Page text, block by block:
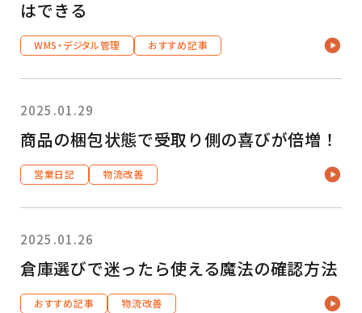
はできる
WMS・デジタル管理 おすすめ記事
2025.01.29
商品の梱包状態で受取り側の喜びが倍増！
営業日記 物流改善
2025.01.26
倉庫選びで迷ったら使える魔法の確認方法
おすすめ記事 物流改善